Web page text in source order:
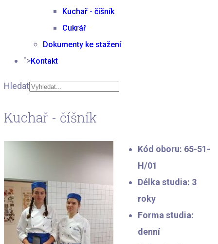
Kuchař - číšník
Cukrář
Dokumenty ke stažení
">Kontakt
Hledat
characters for results.
Kuchař - číšník
Kód oboru: 65-51-
H/01
Délka studia: 3
roky
Forma studia:
denní